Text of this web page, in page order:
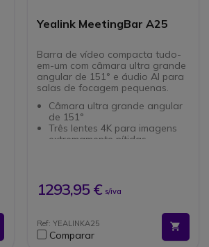
Yealink MeetingBar A25
Barra de vídeo compacta tudo-
em-um com câmara ultra grande
angular de 151° e áudio AI para
salas de focagem pequenas.
Câmara ultra grande angular
de 151°
Três lentes 4K para imagens
extremamente nítidas
com alcance de 5 m
Áudio full-duplex com
alimentação + rede via Cat5e
Sistema operativo Android 13,
1293,95 € s/iva
Ref: YEALINKA25
Comparar